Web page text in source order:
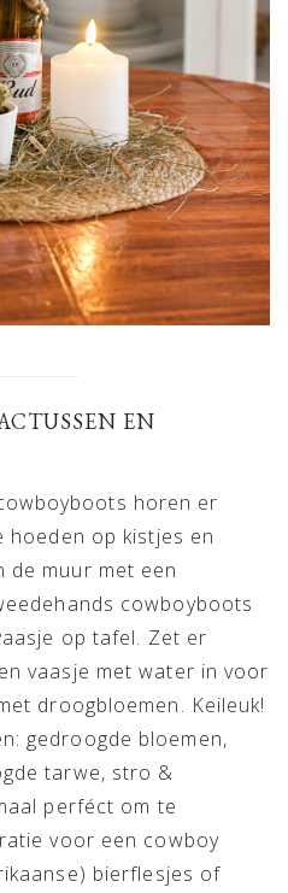
EN
horen er
hoeden op kistjes en
de muur met een
cowboyboots
op tafel. Zet er
vaasje met water in voor
droogbloemen. Keileuk!
gedroogde bloemen,
tarwe, stro &
perféct om te
voor een cowboy
bierflesjes of